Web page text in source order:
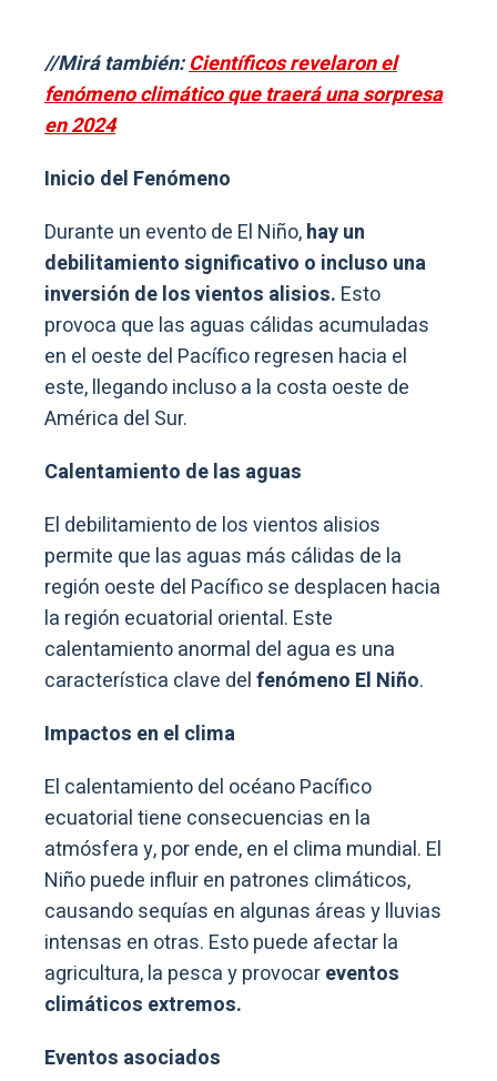
//Mirá también:Científicos revelaron el
fenómeno climático que traerá una sorpresa
en 2024
Inicio del Fenómeno
Durante un evento de El Niño,hay un
debilitamiento significativo o incluso una
inversión de los vientos alisios. Esto
provoca que las aguas cálidas acumuladas
en el oeste del Pacífico regresen hacia el
este, llegando incluso a la costa oeste de
América del Sur.
Calentamiento de las aguas
El debilitamiento de los vientos alisios
permite que las aguas más cálidas de la
región oeste del Pacífico se desplacen hacia
la región ecuatorial oriental. Este
calentamiento anormal del agua es una
característica clave delfenómeno El Niño.
Impactos en el clima
El calentamiento del océano Pacífico
ecuatorial tiene consecuencias en la
atmósfera y, por ende, en el clima mundial. El
Niño puede influir en patrones climáticos,
causando sequías en algunas áreas y lluvias
intensas en otras. Esto puede afectar la
agricultura, la pesca y provocareventos
climáticos extremos.
Eventos asociados